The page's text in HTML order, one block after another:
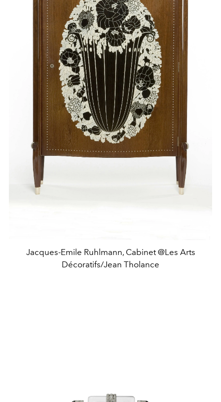
Jacques-Emile Ruhlmann, Cabinet @Les Arts
Décoratifs/Jean Tholance